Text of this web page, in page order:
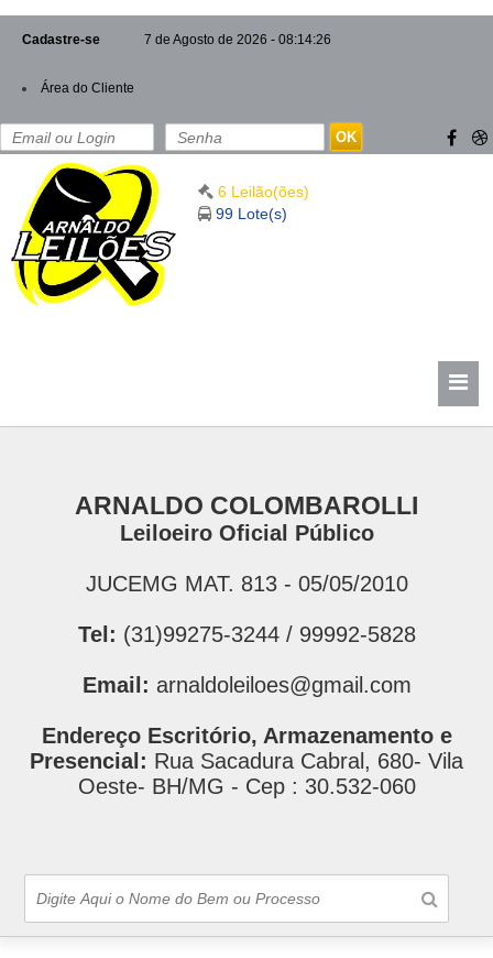
Cadastre-se 7 de Agosto de 2026 - 08:14:26
Área do Cliente
OK
6 Leilão(ões)
99 Lote(s)
ARNALDO COLOMBAROLLI
Leiloeiro Oficial Público
JUCEMG MAT. 813 - 05/05/2010
Tel: (31)99275-3244 / 99992-5828
Email: arnaldoleiloes@gmail.com
Endereço Escritório, Armazenamento e
Presencial: Rua Sacadura Cabral, 680- Vila
Oeste- BH/MG - Cep : 30.532-060